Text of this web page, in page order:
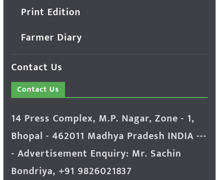
Print Edition
Farmer Diary
Contact Us
Contact Us
14 Press Complex, M.P. Nagar, Zone - 1,
Bhopal - 462011 Madhya Pradesh INDIA ---
- Advertisement Enquiry: Mr. Sachin
Bondriya, +91 9826021837